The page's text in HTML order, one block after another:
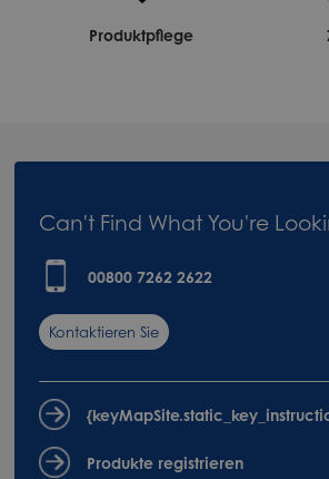
Produktpflege
Can't Find What You're
00800 7262 2622
Kontaktieren Sie
Produkte registrieren